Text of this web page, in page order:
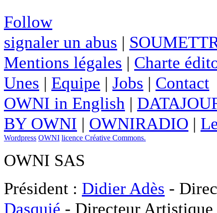
Follow
signaler un abus |
Mentions légales | Charte
Unes | Equipe | Jobs | Contact
OWNI in English |
BY OWNI | OWNIRADIO |
Wordpress OWNI licence Créative Commons.
OWNI SAS
Président : Didier Adès -
Dasquié - Directeur